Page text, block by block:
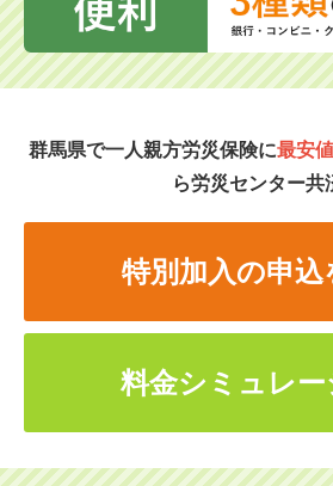
群馬県で一人親方労災保険に最安
ら労災センター共
特別加入の申込
料金シミュレー